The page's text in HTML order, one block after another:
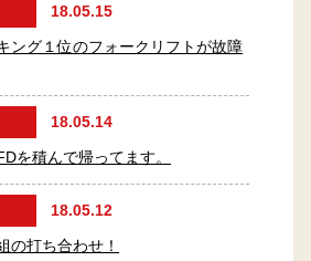
18.05.15
ング１位のフォークリフトが故障
18.05.14
を積んで帰ってます。
18.05.12
の打ち合わせ！